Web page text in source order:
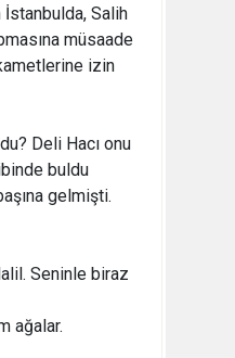
İstanbulda, Salih
müsaade
izin
Deli Hacı onu
buldu
gelmişti.
Seninle biraz
ağalar.